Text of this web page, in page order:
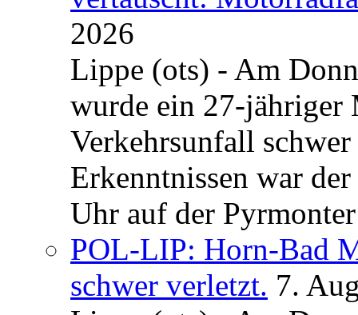
2026
Lippe (ots) - Am
wurde ein 27-jähriger
Verkehrsunfall
Erkenntnissen war
Uhr auf der
POL-LIP: Horn-Bad
schwer verletzt. 7.